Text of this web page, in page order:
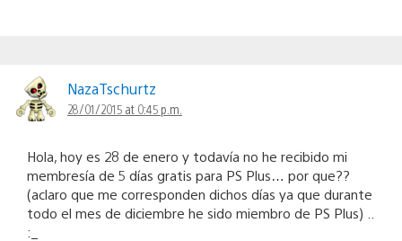
NazaTschurtz
28/01/2015 at 0:45 p.m.
Hola, hoy es 28 de enero y todavía no he recibido mi
membresía de 5 días gratis para PS Plus… por que??
(aclaro que me corresponden dichos días ya que durante
todo el mes de diciembre he sido miembro de PS Plus) ..
:_